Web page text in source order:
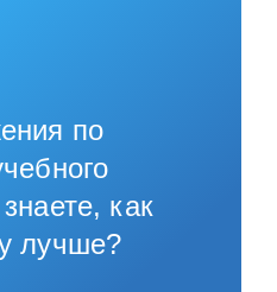
по
как
лучше?